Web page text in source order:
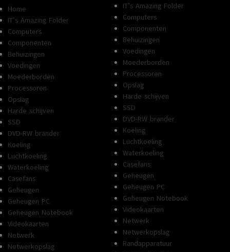
Home
IT’s Amazing Folder
Computers
Componenten
Behuizingen
Voedingen
Moederborden
Processoren
Opslag
Harde schijven
SSD
DVD-RW brander
Koeling
Luchtkoeling
Waterkoeling
Casefans
Geheugen
Geheugen PC
Geheugen Notebook
Videokaarten
Netwerk
Netwerkopslag
IT’s Amazing Folder
Computers
Componenten
Behuizingen
Voedingen
Moederborden
Processoren
Opslag
Harde schijven
SSD
DVD-RW brander
Koeling
Luchtkoeling
Waterkoeling
Casefans
Geheugen
Geheugen PC
Geheugen Notebook
Videokaarten
Netwerk
Netwerkopslag
Randapparatuur